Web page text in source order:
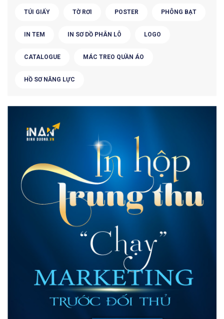
TÚI GIẤY TỜ RƠI POSTER PHÔNG BẠT
IN TEM IN SƠ DỒ PHÂN LÔ LOGO
CATALOGUE MÁC TREO QUẦN ÁO
HỒ SƠ NĂNG LỰC